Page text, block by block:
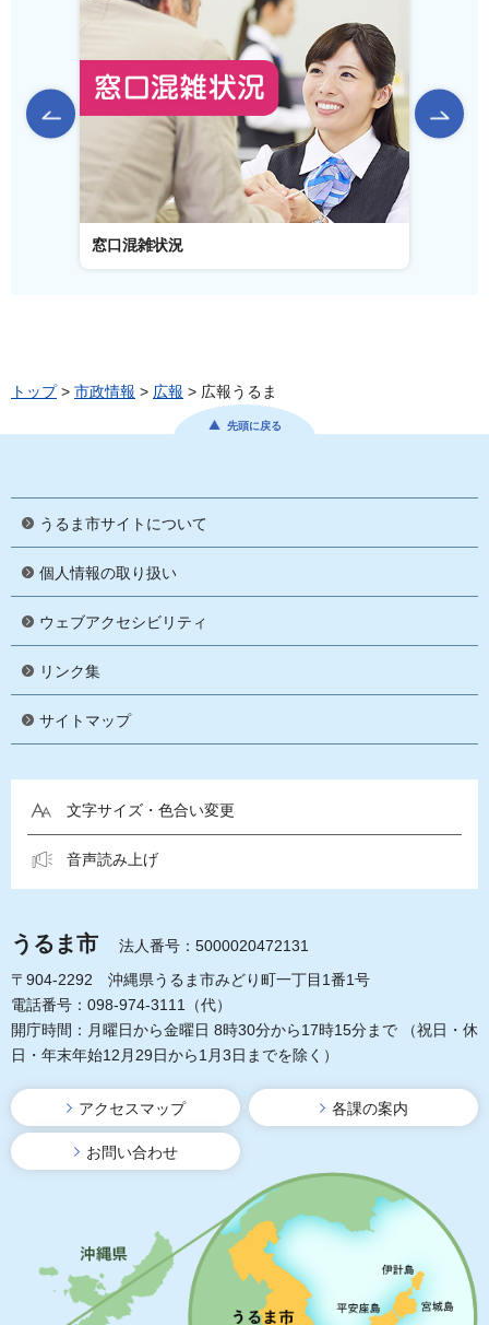
前のスライドを表示
窓口混雑状況
トップ> 市政情報 > 広報 > 広報うるま
先頭に戻る
うるま市サイトについて
個人情報の取り扱い
ウェブアクセシビリティ
リンク集
サイトマップ
文字サイズ・色合い変更
音声読み上げ
うるま市
法人番号：5000020472131
〒904-2292 沖縄県うるま市みどり町一丁目1番1号
電話番号：098-974-3111（代）
開庁時間：月曜日から金曜日 8時30分から17時15分まで
（祝日・休
日・年末年始12月29日から1月3日までを除く）
アクセスマップ 各課の案内
お問い合わせ